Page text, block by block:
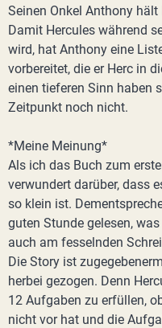
Seinen Onkel Anthony
Damit Hercules während
wird, hat Anthony eine
vorbereitet, die er Herc in
einen tieferen Sinn haben
Zeitpunkt noch nicht.
*Meine Meinung*
Als ich das Buch zum
verwundert darüber, dass
so klein ist.
guten Stunde gelesen,
auch am fesselnden
Die Story ist
herbei gezogen. Denn
12 Aufgaben zu erfüllen,
nicht vor hat und die